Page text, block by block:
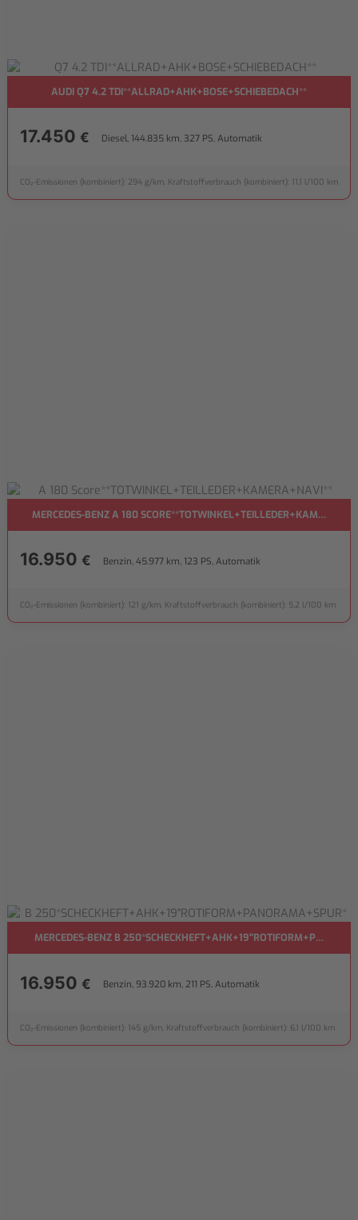
AUDI Q7 4.2 TDI**ALLRAD+AHK+BOSE+SCHIEBEDACH**
17.450 € Diesel, 144.835 km, 327 PS, Automatik
CO₂-Emissionen (kombiniert): 294 g/km, Kraftstoffverbrauch (kombiniert): 11,1 l/100 km
MERCEDES-BENZ A 180
16.950 € Benzin, 45.977 km, 123 PS, Automatik
CO₂-Emissionen (kombiniert): 121 g/km, Kraftstoffverbrauch (kombiniert): 5,2 l/100 km
MERCEDES-BENZ B
16.950 € Benzin, 93.920 km, 211 PS, Automatik
CO₂-Emissionen (kombiniert): 145 g/km, Kraftstoffverbrauch (kombiniert): 6,1 l/100 km